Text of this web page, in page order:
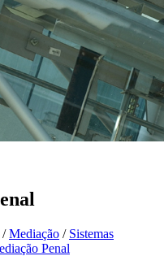
/Mediação / Sistemas
Penal